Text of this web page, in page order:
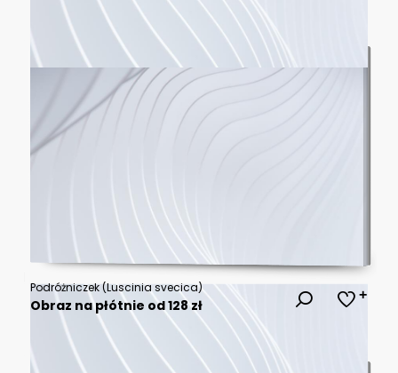
Podróżniczek (Luscinia svecica)
Obraz na płótnie od 128 zł